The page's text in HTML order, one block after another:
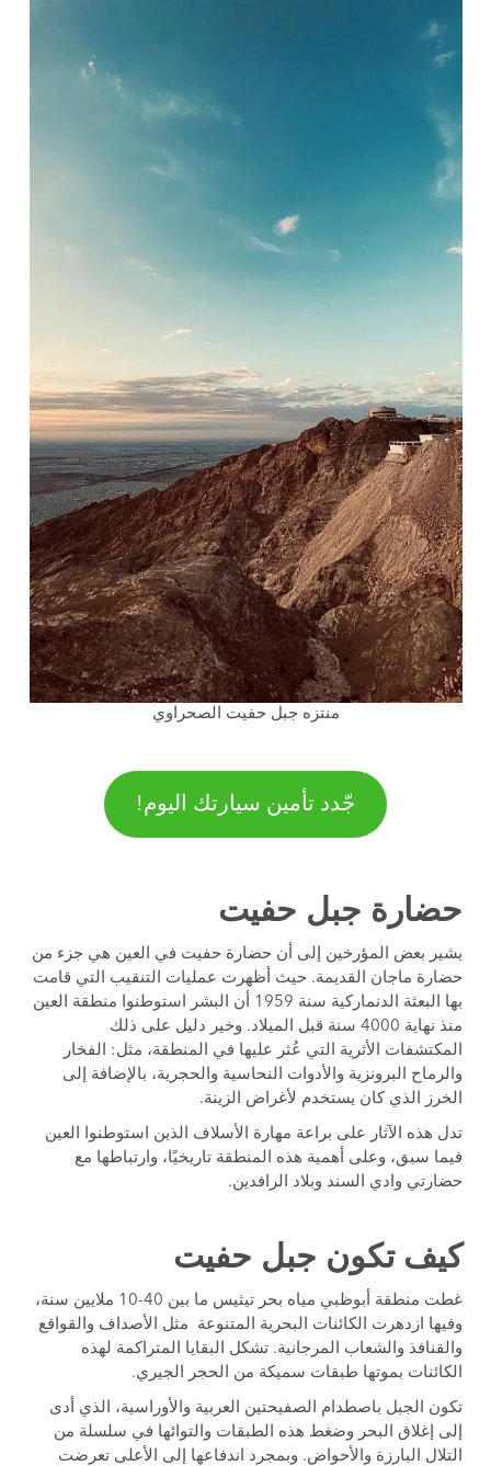
منتزه جبل حفيت الصحراوي
جّدد تأمين سيارتك اليوم!
حضارة جبل حفيت
يشير بعض المؤرخين إلى أن حضارة حفيت في العين هي جزء من
حضارة ماجان القديمة. حيث أظهرت عمليات التنقيب التي قامت
بها البعثة الدنماركية سنة 1959 أن البشر استوطنوا منطقة العين
منذ نهاية 4000 سنة قبل الميلاد. وخير دليل على ذلك
المكتشفات الأثرية التي عُثر عليها في المنطقة، مثل: الفخار
والرماح البرونزية والأدوات النحاسية والحجرية، بالإضافة إلى
الخرز الذي كان يستخدم لأغراض الزينة.
تدل هذه الآثار على براعة مهارة الأسلاف الذين استوطنوا العين
فيما سبق، وعلى أهمية هذه المنطقة تاريخيًا، وارتباطها مع
حضارتي وادي السند وبلاد الرافدين.
كيف تكون جبل حفيت
غطت منطقة أبوظبي مياه بحر تيثيس ما بين 40-10 ملايين سنة،
وفيها ازدهرت الكائنات البحرية المتنوعة مثل الأصداف والقواقع
والقنافذ والشعاب المرجانية. تشكل البقايا المتراكمة لهذه
الكائنات بموتها طبقات سميكة من الحجر الجيري.
تكون الجبل باصطدام الصفيحتين العربية والأوراسية، الذي أدى
إلى إغلاق البحر وضغط هذه الطبقات والتوائها في سلسلة من
التلال البارزة والأحواض. وبمجرد اندفاعها إلى الأعلى تعرضت